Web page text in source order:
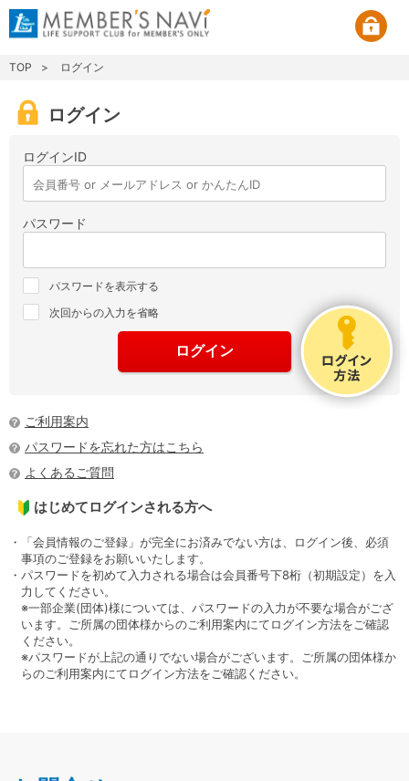
TOP ログイン
ログイン
ログインID
パスワード
パスワードを表示する
次回からの入力を省略
ご利用案内
パスワードを忘れた方はこちら
よくあるご質問
はじめてログインされる方へ
・「会員情報のご登録」が完全にお済みでない方は、ログイン後、必須
事項のご登録をお願いいたします。
・パスワードを初めて入力される場合は会員番号下8桁（初期設定）を入
力してください。
※一部企業(団体)様については、パスワードの入力が不要な場合がござ
います。ご所属の団体様からのご利用案内にてログイン方法をご確認
ください。
※パスワードが上記の通りでない場合がございます。ご所属の団体様か
らのご利用案内にてログイン方法をご確認ください。